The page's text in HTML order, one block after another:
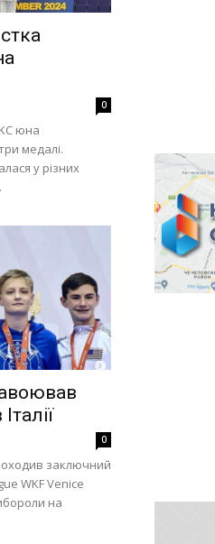
0
юна
медалі.
у різних
0
заключний
WKF Venice
на